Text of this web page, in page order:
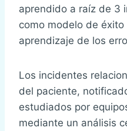
aprendido a raíz de 3
como modelo de
aprendizaje de los
Los incidentes
del paciente,
estudiados por
mediante un análisis